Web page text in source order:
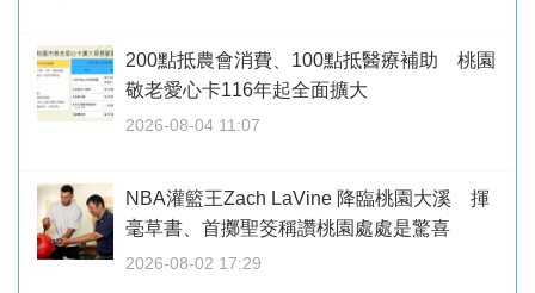
200點抵農會消費、100點抵醫療補助 桃園
敬老愛心卡116年起全面擴大
2026-08-04 11:07
NBA灌籃王Zach LaVine 降臨桃園大溪 揮
毫草書、首擲聖筊稱讚桃園處處是驚喜
2026-08-02 17:29